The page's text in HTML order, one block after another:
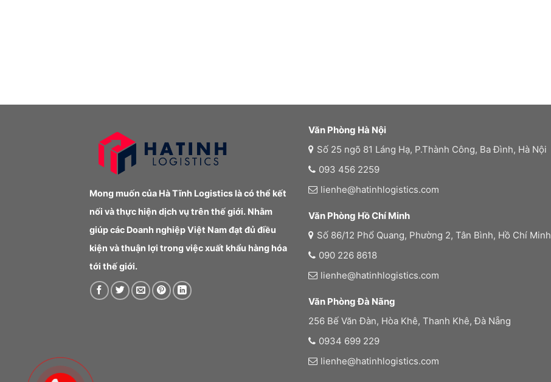
Mong muốn của Hà Tĩnh Logistics là có thể kết
nối và thực hiện dịch vụ trên thế giới. Nhằm
giúp các Doanh nghiệp Việt Nam đạt đủ điều
kiện và thuận lợi trong việc xuất khẩu hàng hóa
tới thế giới.
Văn Phòng Hà Nội
Số 25 ngõ 81 Láng Hạ, P.Thành Công, Ba Đình, Hà Nội
093 456 2259
lienhe@hatinhlogistics.com
Văn Phòng Hồ Chí Minh
Số 86/12 Phổ Quang, Phường 2, Tân Bình, Hồ Chí Minh
090 226 8618
lienhe@hatinhlogistics.com
Văn Phòng Đà Nãng
256 Bế Văn Đàn, Hòa Khê, Thanh Khê, Đà Nẵng
0934 699 229
lienhe@hatinhlogistics.com